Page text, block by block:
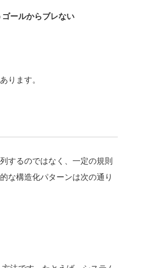
ールからブレない
ります。
するのではなく、一定の規則
な構造化パターンは次の通り